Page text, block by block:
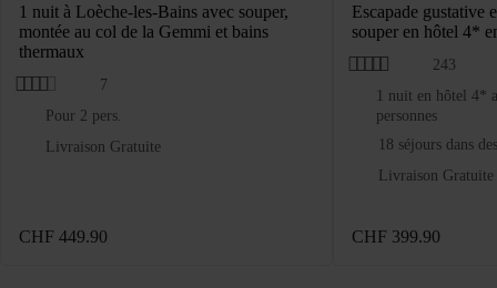
1 nuit à Loèche-les-Bains avec souper,
montée au col de la Gemmi et bains
thermaux
7
Pour 2 pers.
Livraison Gratuite
CHF 449.90
Escapade gustative
souper en hôtel 4*
243
1 nuit en hôtel 4*
personnes
18 séjours dans
Livraison Gratuite
CHF 399.90